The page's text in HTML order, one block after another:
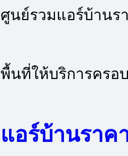
ศูนย์รวมแอร์บ้านร
พื้นที่ให้บริการครอ
แอร์บ้านราค